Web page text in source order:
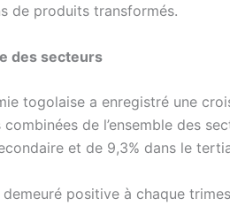
de produits transformés.
des secteurs
togolaise a enregistré une
de l’ensemble des
et de 9,3% dans le
demeuré positive à chaque